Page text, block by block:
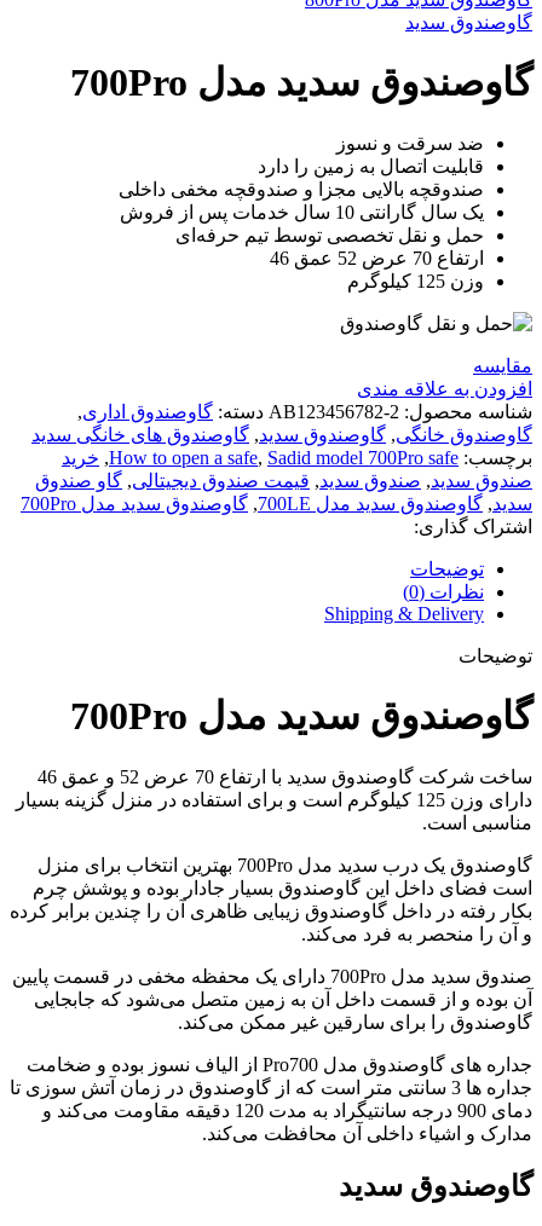
گاوصندوق سدید
گاوصندوق سدید مدل 700Pro
ضد سرقت و نسوز
قابلیت اتصال به زمین را دارد
صندوقچه بالایی مجزا و صندوقچه مخفی داخلی
یک سال گارانتی 10 سال خدمات پس از فروش
حمل و نقل تخصصی توسط تیم حرفه‌ای
ارتفاع 70 عرض 52 عمق 46
وزن 125 کیلوگرم
مقايسه
افزودن به علاقه مندی
شناسه محصول: AB123456782-2 دسته: گاوصندوق اداری,
گاوصندوق خانگی, گاوصندوق سدید, گاوصندوق های خانگی سدید
برچسب:
How to open a safe, Sadid model 700Pro safe
, خرید
صندوق سدید, صندوق سدید, قیمت صندوق دیجیتالی, گاو صندوق
سدید, گاوصندوق سدید مدل 700LE , گاوصندوق سدید مدل 700Pro
اشتراک گذاری:
توضیحات
نظرات (0)
Shipping & Delivery
توضیحات
گاوصندوق سدید مدل 700Pro
ساخت شرکت گاوصندوق سدید با ارتفاع 70 عرض 52 و عمق 46
دارای وزن 125 کیلوگرم است و برای استفاده در منزل گزینه بسیار
مناسبی است.
گاوصندوق یک درب سدید مدل 700Pro بهترین انتخاب برای منزل
است فضای داخل این گاوصندوق بسیار جادار بوده و پوشش چرم
بکار رفته در داخل گاوصندوق زیبایی ظاهری آن را چندین برابر کرده
و آن را منحصر به فرد می‌کند.
صندوق سدید مدل 700Pro دارای یک محفظه مخفی در قسمت پایین
آن بوده و از قسمت داخل آن به زمین متصل می‌شود که جابجایی
گاوصندوق را برای سارقین غیر ممکن می‌کند.
جداره های گاوصندوق مدل Pro700 از الیاف نسوز بوده و ضخامت
جداره ها 3 سانتی متر است که از گاوصندوق در زمان آتش سوزی تا
دمای 900 درجه سانتیگراد به مدت 120 دقیقه مقاومت می‌کند و
مدارک و اشیاء داخلی آن محافظت می‌کند.
گاوصندوق سدید